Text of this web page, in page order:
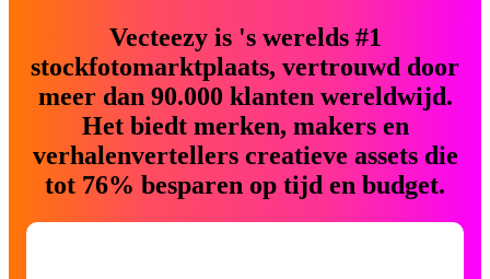
Vecteezy is 's werelds #1
stockfotomarktplaats, vertrouwd door
meer dan 90.000 klanten wereldwijd.
Het biedt merken, makers en
verhalenvertellers creatieve assets die
tot 76% besparen op tijd en budget.